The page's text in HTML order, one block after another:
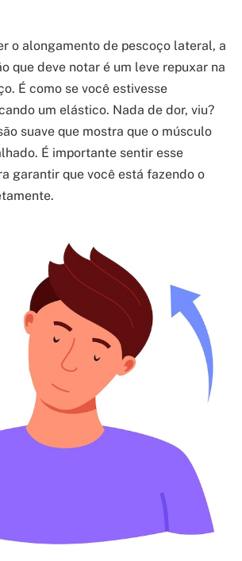
o alongamento de pescoço lateral, a
que deve notar é um leve repuxar na
É como se você estivesse
um elástico. Nada de dor, viu?
suave que mostra que o músculo
É importante sentir esse
garantir que você está fazendo o